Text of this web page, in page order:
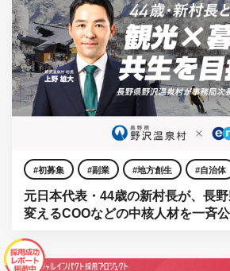
初募集 副業 地方創生 自治体
元日本代表・44歳の新村長が、長
変えるCOOなどの中核人材を一斉